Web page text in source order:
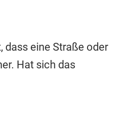
dass eine Straße oder
Hat sich das